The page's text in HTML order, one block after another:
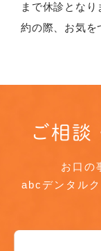
まで休診とな
約の際、お気
ご相談
お口の
abcデンタル